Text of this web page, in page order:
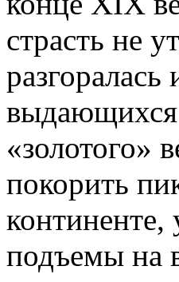
страсть не
выдающихся
«золотого»
покорить
подъемы на